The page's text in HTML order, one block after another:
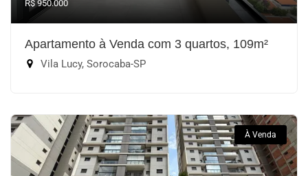
R$ 950.000
Apartamento à Venda com 3 quartos, 109m²
Vila Lucy, Sorocaba-SP
À Venda